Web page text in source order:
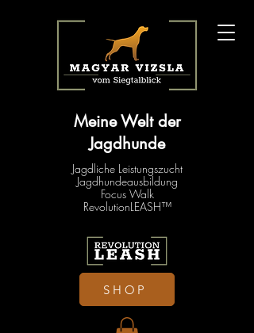
Meine Welt der
Jagdhunde
Jagdliche Leistungszucht
Jagdhundeausbildung
Focus Walk
RevolutionLEASH™
SHOP